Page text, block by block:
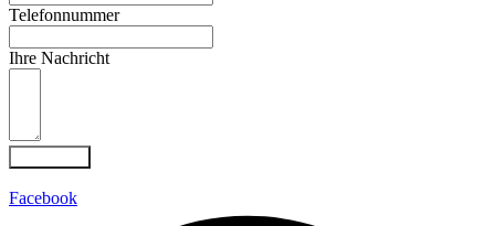
Telefonnummer
Ihre Nachricht
Facebook